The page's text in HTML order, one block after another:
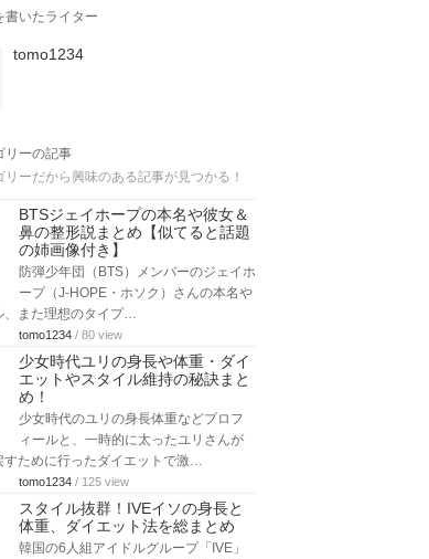
書いたライター
tomo1234
リーの記事
リーだから興味のある記事が見つかる！
BTSジェイホープの本名や彼女＆
鼻の整形説まとめ【似てると話題
の姉画像付き】
防弾少年団（BTS）メンバーのジェイホ
ープ（J-HOPE・ホソク）さんの本名や
、また理想のタイプ…
tomo1234 / 80 view
少女時代ユリの身長や体重・ダイ
エットやスタイル維持の秘訣まと
め！
少女時代のユリの身長体重などプロフ
ィールと、一時的に太ったユリさんが
すために行ったダイエットで激…
tomo1234 / 125 view
スタイル抜群！IVEイソの身長と
体重、ダイエット法を総まとめ
韓国の6人組アイドルグループ「IVE」